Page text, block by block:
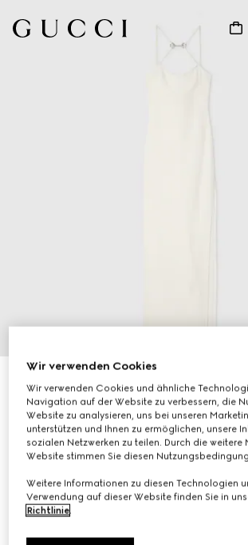
Langes Kleid aus Seide mit Horsebit-
€ 2.790
Wir verwenden Cookies
Wir verwenden Cookies und ähnliche
Navigation auf der Website zu verbessern, die
Website zu analysieren, uns bei unseren
unterstützen und Ihnen zu ermöglichen, unsere
sozialen Netzwerken zu teilen. Durch die weitere
Website stimmen Sie diesen
Weitere Informationen zu diesen Technologien
Verwendung auf dieser Website finden Sie in
Richtlinie.